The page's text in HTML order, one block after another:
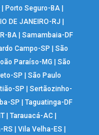
Porto Seguro-BA
DE JANEIRO-RJ
BA| Samambaia-DF
Campo-SP |São
Paraíso-MG |São
SP |São Paulo
SP |Sertãozinho-
SP |Taguatinga-DF
| Tarauacá-AC|
RS |Vila Velha-ES